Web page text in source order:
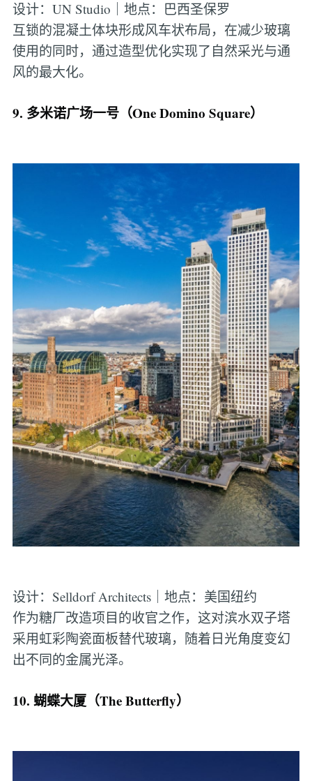
设计：UN Studio｜地点：巴西圣保罗
互锁的混凝土体块形成风车状布局，在减少玻璃
使用的同时，通过造型优化实现了自然采光与通
风的最大化。
9. 多米诺广场一号（One Domino Square）
设计：Selldorf Architects｜地点：美国纽约
作为糖厂改造项目的收官之作，这对滨水双子塔
采用虹彩陶瓷面板替代玻璃，随着日光角度变幻
出不同的金属光泽。
10. 蝴蝶大厦（The Butterfly）